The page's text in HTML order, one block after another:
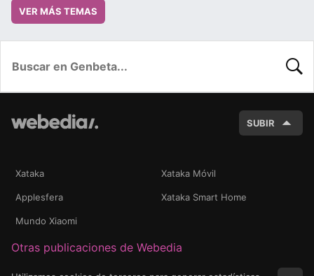
VER MÁS TEMAS
SUBIR
Xataka Xataka Móvil
Applesfera Xataka Smart Home
Mundo Xiaomi
Otras publicaciones de Webedia